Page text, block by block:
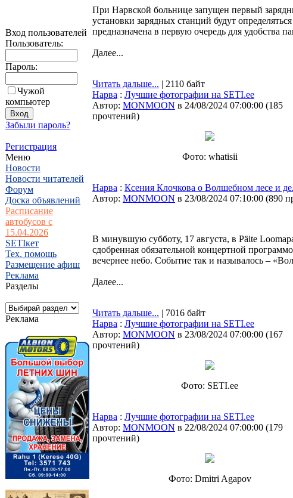
Вход пользователей
Пользователь:
Пароль:
Чужой
компьютер
Забыли пароль?
Регистрация
Меню
Новости
Новости читателей
Форум
Доска объявлений
Расписание
автобусов с
15.04.2026
SETIкет
Тех. помощь
Размещение афиш
Реклама
Разделы
Реклама
При Нарвской больнице запущен первый
установки зарядных станций будут
предназначена в первую очередь для удобства
Далее...
Читать дальше... | 2110 байт
Нарва : Лучшие фотографии на SETI.ee
Автор: MONMOON в 24/08/2024 07:00:00 (185
прочтений)
Фото: whatisii
Нарва : Ксения Клочкова о Волшебном лесе и
Автор: MONMOON в 23/08/2024 07:10:00 (890
В минувшую субботу, 17 августа, в Päite
сдобренная обязательной концертной
вечернее небо. Событие так и называлось –
Далее...
Читать дальше... | 7016 байт
Нарва : Лучшие фотографии на SETI.ee
Автор: MONMOON в 23/08/2024 07:00:00 (167
прочтений)
Фото: SETI.ee
Нарва : Лучшие фотографии на SETI.ee
Автор: MONMOON в 22/08/2024 07:00:00 (179
прочтений)
Фото: Dmitri Agapov